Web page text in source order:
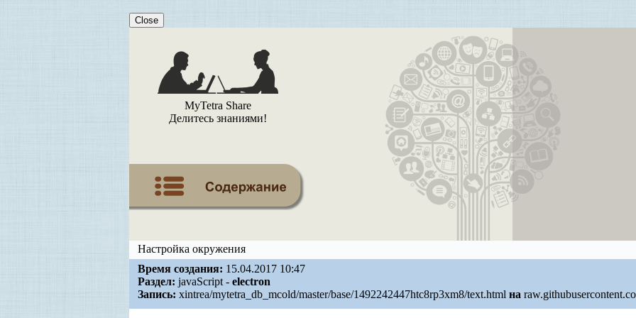
Close
MyTetra Share
Делитесь знаниями!
Настройка окружения
Время создания: 15.04.2017 10:47
Раздел: javaScript - electron
Запись: xintrea/mytetra_db_mcold/master/base/1492242447htc8rp3xm8/text.html на